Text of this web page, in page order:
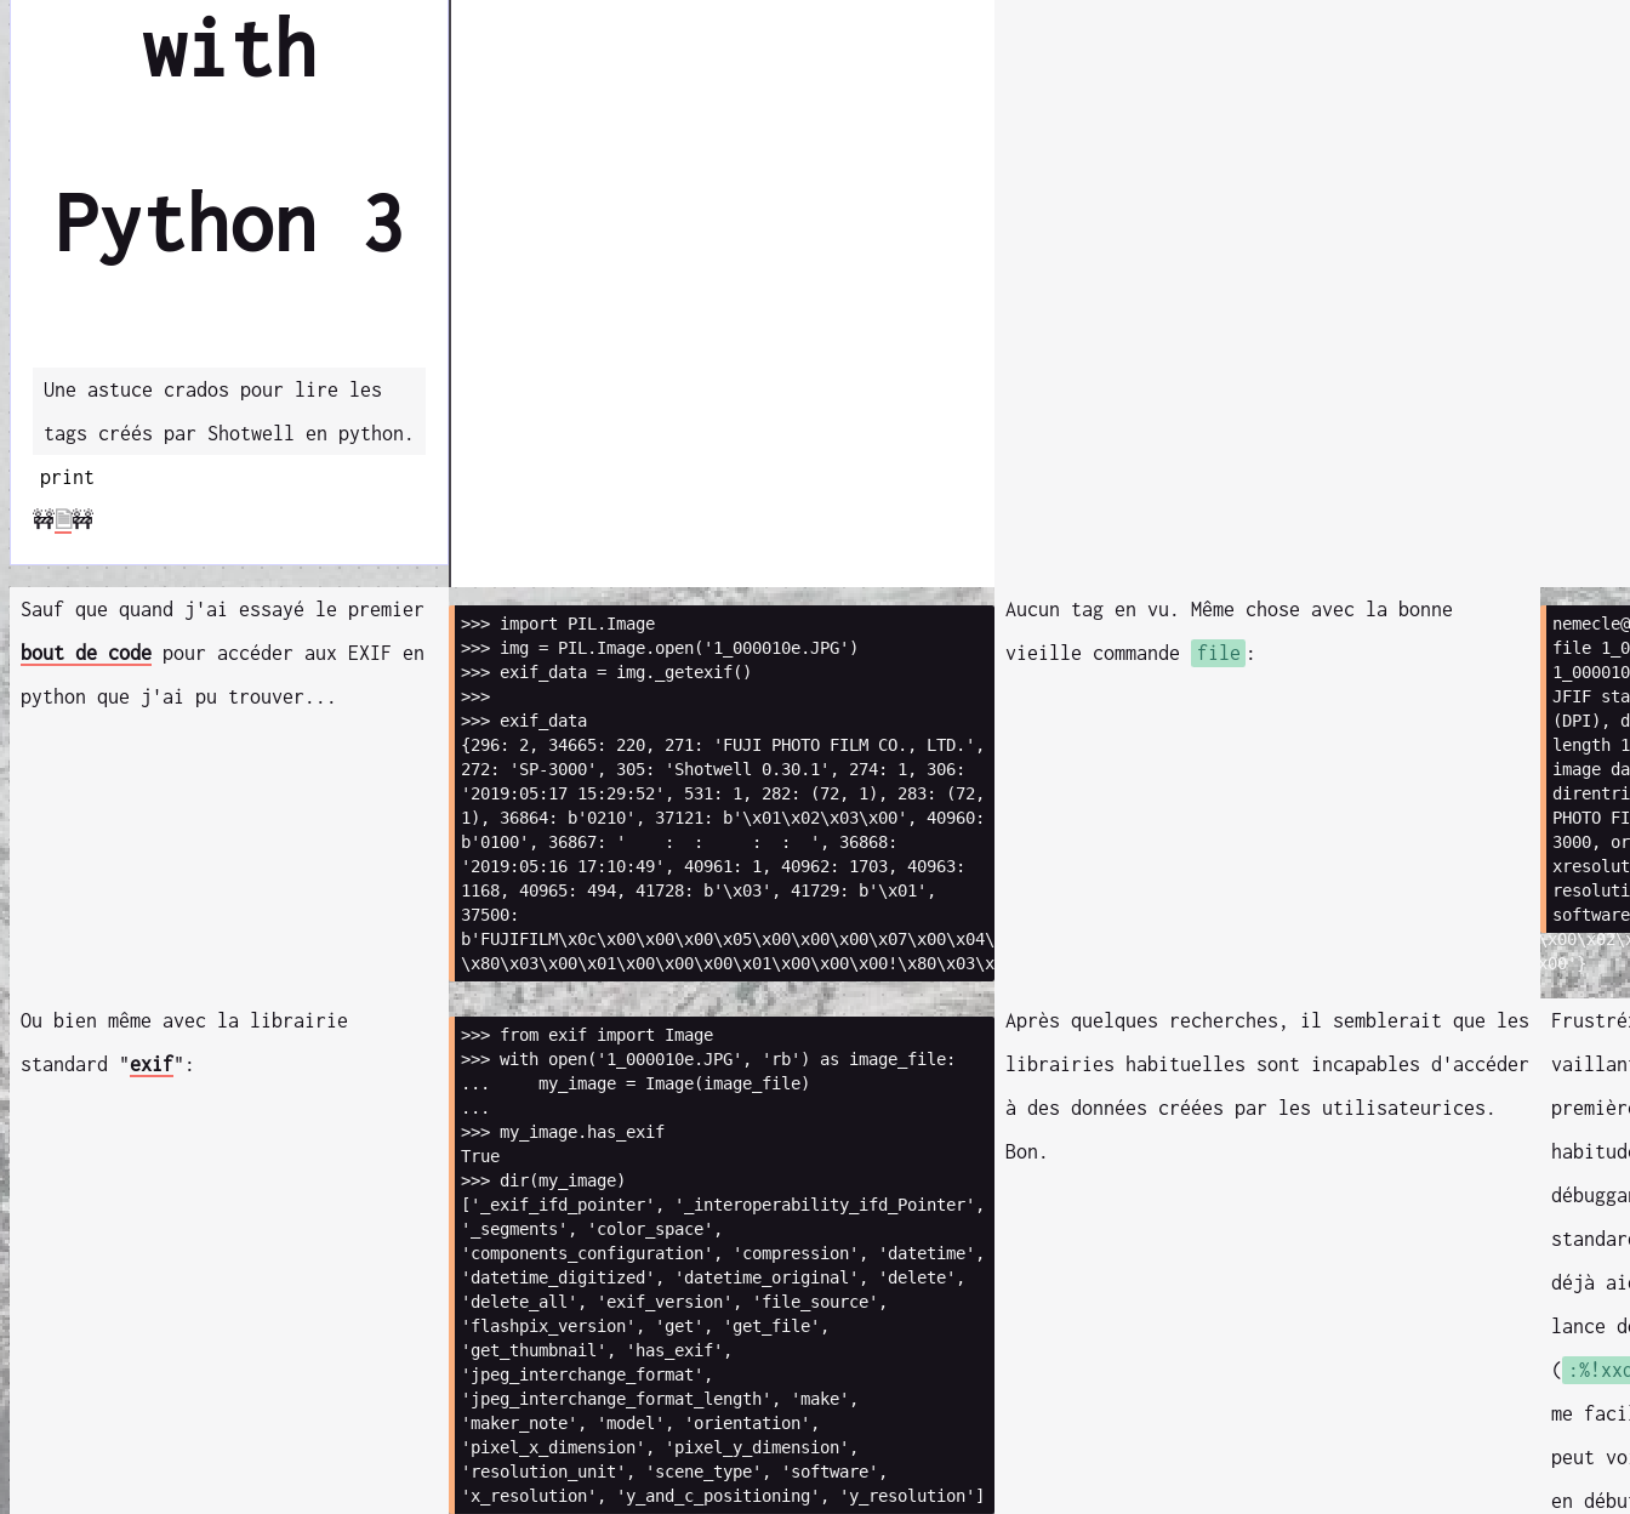
with
Python 3
Une astuce crados pour lire les
tags créés par Shotwell en python.
print
🚧🗎🚧
Sauf que quand j'ai essayé le premier
bout de code pour accéder aux EXIF en
python que j'ai pu trouver...
>>> import
PIL.Image
>>> img = PIL . Image. open( '1_000010e.JPG' )
>>> exif_data = img. _getexif()
>>>
>>> exif_data
{296: 2 , 34665: 220, 271 : 'FUJI PHOTO FILM CO., LTD.' ,
272 : 'SP-3000' , 305: 'Shotwell 0.30.1' , 274: 1 , 306:
'2019:05:17 15:29:52' , 531 : 1 , 282 : (72 , 1 ), 283: (72 ,
1 ), 36864: b'0210' , 37121 : b' \x01\x02\x03\x00' , 40960:
b'0100' , 36867: '    :  :     :  :  ' , 36868:
'2019:05:16 17:10:49' , 40961 : 1 , 40962 : 1703, 40963:
1168, 40965: 494, 41728: b' \x03' , 41729: b' \x01 ' ,
37500:
b'FUJIFILM\x0c\x00\x00\x00\x05\x00\x00\x00\x07\x00\x04\x00\x00\x00
\x80\x03\x00\x01\x00\x00\x00\x01\x00\x00\x00! \x80\x03\x00\x01\x00\x00\x00\x03\x00\x00\x00\x00\x00\x00\x00 \x00'}
Aucun tag en vu. Même chose avec la bonne
vieille commande
file :
file
JFIF
(DPI) ,
length
image
PHOTO
3000,
software
Ou bien même avec la librairie
standard "exif":
>>> from exif import
Image
>>> with open( '1_000010e.JPG' , 'rb' ) as image_file:
...
my_image = Image(image_file)
...
>>> my_image. has_exif
True
>>> dir(my_image)
[ '_exif_ifd_pointer' , '_interoperability_ifd_Pointer' ,
'_segments' , 'color_space' ,
'components_configuration' , 'compression' , 'datetime' ,
'datetime_digitized' , 'datetime_original' , 'delete' ,
'delete_all' , 'exif_version' , 'file_source' ,
'flashpix_version' , 'get' , 'get_file' ,
'get_thumbnail' , 'has_exif' ,
'jpeg_interchange_format' ,
'jpeg_interchange_format_length' , 'make' ,
'maker_note' , 'model' , 'orientation' ,
'pixel_x_dimension' , 'pixel_y_dimension' ,
'resolution_unit' , 'scene_type' , 'software' ,
'x_resolution' , 'y_and_c_positioning' , 'y_resolution' ]
Après quelques recherches, il semblerait que les
librairies habituelles sont incapables d'accéder
à des données créées par les utilisateurices.
Bon.
déjà
lance
(
me
peut
en